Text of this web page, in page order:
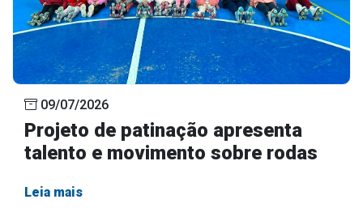
09/07/2026
Projeto de patinação apresenta
talento e movimento sobre rodas
Leia mais